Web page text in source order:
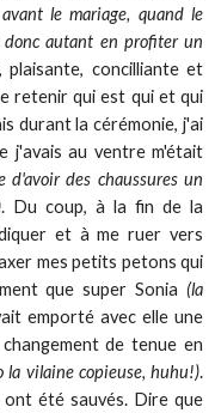
le mariage, quand le
autant en profiter un
concilliante et
retenir qui est qui et qui
durant la cérémonie, j'ai
j'avais au ventre m'était
d'avoir des chaussures un
. Du coup, à la fin de la
et à me ruer vers
mes petits petons qui
que super Sonia (la
emporté avec elle une
de tenue en
la vilaine copieuse, huhu!).
ont été sauvés. Dire que